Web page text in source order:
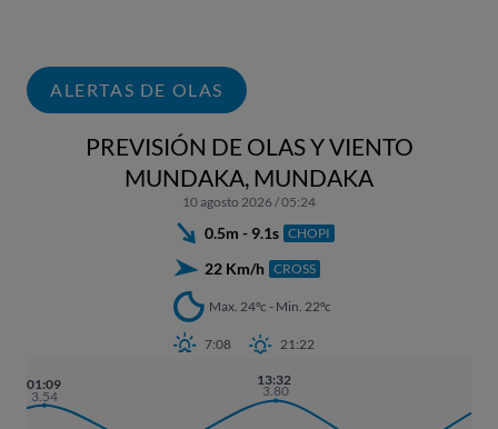
ALERTAS DE OLAS
PREVISIÓN DE OLAS Y VIENTO
MUNDAKA, MUNDAKA
10 agosto 2026 / 05:24
0.5m - 9.1s CHOPI
22 Km/h CROSS
Max. 24ºc - Min. 22ºc
7:08 21:22
01:09
3.54
13:32
3.80